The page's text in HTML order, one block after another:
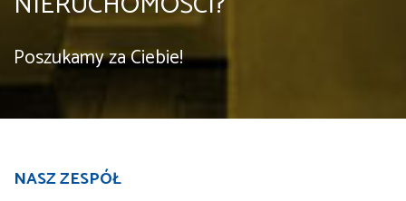
Poszukamy za Ciebie!
NASZ ZESPÓŁ